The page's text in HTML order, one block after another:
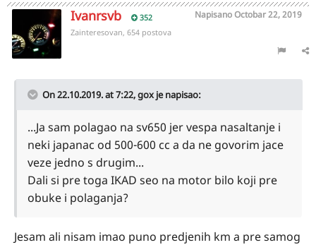
Ivanrsvb 352 NapisanoOctobar 22, 2019
Zainteresovan, 654 postova
On 22.10.2019. at 7:22,goxje napisao:
...Ja sam pola gao na sv650 jer ves pa na saltanje i
neki japanac od 500-600 cc a da ne govorim jace
veze jedno s drugim...
Dali si pre toga IKAD seo na motor bilo koji pre
obuke i polaganja?
Jesam ali nisam imao puno predjenih km a pre samog